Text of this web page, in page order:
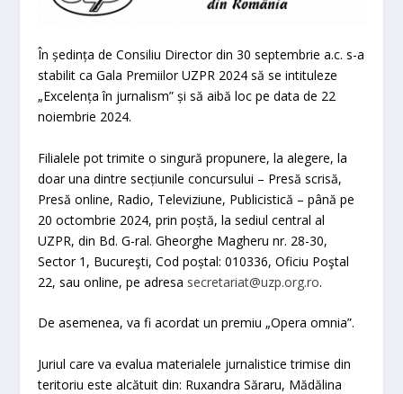
În ședința de Consiliu Director din 30 septembrie a.c. s-a
stabilit ca Gala Premiilor UZPR 2024 să se intituleze
„Excelența în jurnalism” și să aibă loc pe data de 22
noiembrie 2024.
Filialele pot trimite o singură propunere, la alegere, la
doar una dintre secțiunile concursului – Presă scrisă,
Presă online, Radio, Televiziune, Publicistică – până pe
20 octombrie 2024, prin poștă, la sediul central al
UZPR, din Bd. G-ral. Gheorghe Magheru nr. 28-30,
Sector 1, Bucureşti, Cod poștal: 010336, Oficiu Poştal
22, sau online, pe adresa secretariat@uzp.org.ro.
De asemenea, va fi acordat un premiu „Opera omnia”.
Juriul care va evalua materialele jurnalistice trimise din
teritoriu este alcătuit din: Ruxandra Săraru, Mădălina